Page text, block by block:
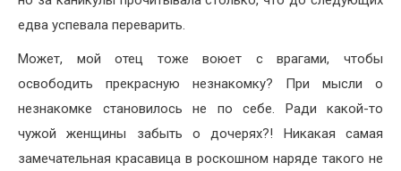
едва успевала переварить.
Может, мой отец тоже воюет с врагами, чтобы
освободить прекрасную незнакомку? При мысли о
незнакомке становилось не по себе. Ради какой-то
чужой женщины забыть о дочерях?! Никакая самая
замечательная красавица в роскошном наряде такого не